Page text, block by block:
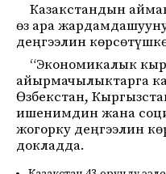
Казакстандын
өз ара
деңгээлин
“Экономикалык
айырмачылыктарга
Өзбекстан,
ишенимдин жана
жогорку деңгээлин
докладда.